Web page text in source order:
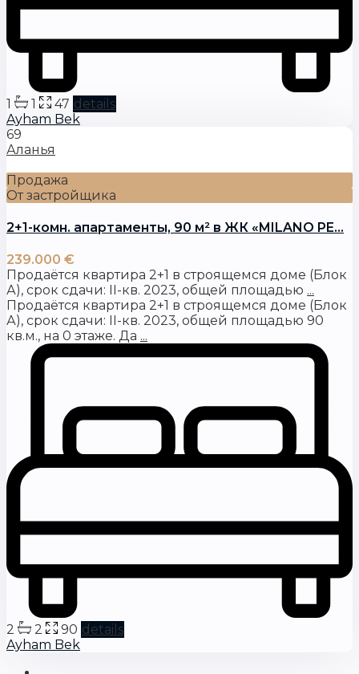
1 1 47 details
Ayham Bek
69
Аланья
Продажа
От застройщика
2+1-комн. апартаменты, 90 м² в ЖК «MILANO PE...
239.000 €
Продаётся квартира 2+1 в строящемся доме (Блок
А), срок сдачи: II-кв. 2023, общей площадью ...
Продаётся квартира 2+1 в строящемся доме (Блок
А), срок сдачи: II-кв. 2023, общей площадью 90
кв.м., на 0 этаже. Да ...
2 2 90 details
Ayham Bek